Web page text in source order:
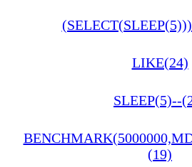
LIKE(24)
SLEEP(5)--
(19)